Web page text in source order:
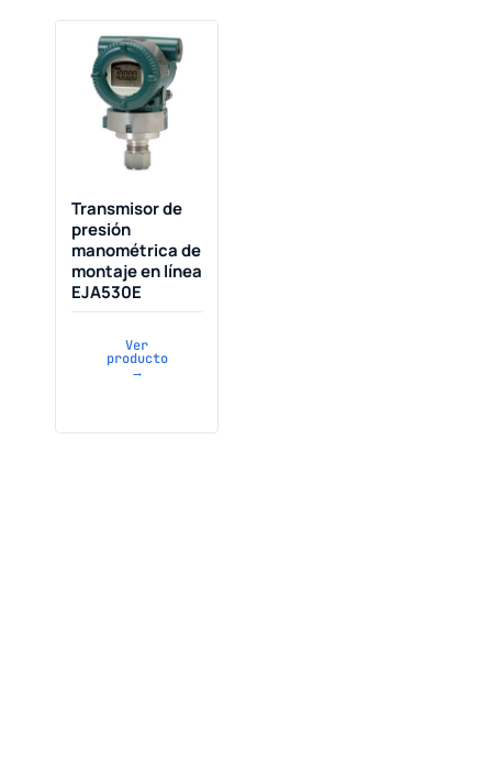
Transmisor de
presión
manométrica de
montaje en línea
EJA530E
Ver
producto
→